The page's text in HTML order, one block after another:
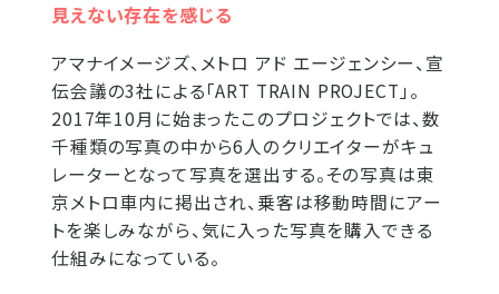
見えない存在を感じる
アマナイメージズ、メトロ アド エージェンシー、宣
伝会議の3社による「ART TRAIN PROJECT」。
2017年10月に始まったこのプロジェクトでは、数
千種類の写真の中から6人のクリエイターがキュ
レーターとなって写真を選出する。その写真は東
京メトロ車内に掲出され、乗客は移動時間にアー
トを楽しみながら、気に入った写真を購入できる
仕組みになっている。